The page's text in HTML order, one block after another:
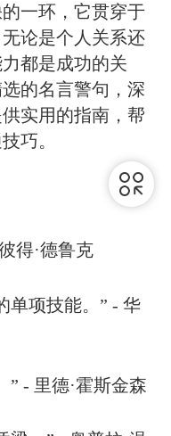
一环，它贯穿于
论是个人关系还
都是成功的关
的名言警句，深
实用的指南，帮
巧。
得·德鲁克
单项技能。” - 华
” - 里德·霍斯金森